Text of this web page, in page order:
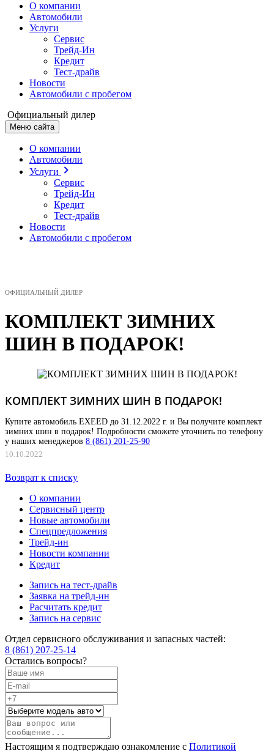
О компании
Автомобили
Услуги
Сервис
Трейд-Ин
Кредит
Тест-драйв
Новости
Автомобили с пробегом
Официальный дилер
Меню сайта
О компании
Автомобили
Услуги
Сервис
Трейд-Ин
Кредит
Тест-драйв
Новости
Автомобили с пробегом
ОФИЦИАЛЬНЫЙ ДИЛЕР
КОМПЛЕКТ ЗИМНИХ
ШИН В ПОДАРОК!
КОМПЛЕКТ ЗИМНИХ ШИН В ПОДАРОК!
Купите автомобиль EXEED до 31.12.2022 г. и Вы получите комплект
зимних шин в подарок! Подробности сможете уточнить по телефону
у наших менеджеров 8 (861) 201-25-90
10.10.2022
Возврат к списку
О компании
Сервисный центр
Новые автомобили
Cпецпредложения
Трейд-ин
Новости компании
Кредит
Запись на тест-драйв
Заявка на трейд-ин
Расчитать кредит
Запись на сервис
Отдел сервисного обслуживания и запасных частей:
8 (861) 207-25-14
Остались вопросы?
Настоящим я подтверждаю ознакомление с Политикой